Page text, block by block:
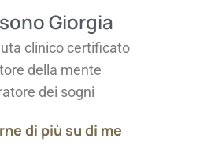
Giorgia
clinico certificato
della mente
dei sogni
di più su di me